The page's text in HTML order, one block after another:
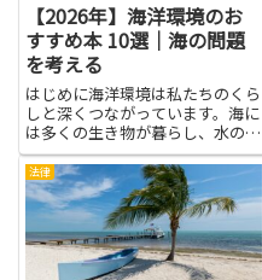
【2026年】海洋環境のお
すすめ本 10選｜海の問題
を考える
はじめに海洋環境は私たちのくら
しと深くつながっています。海に
は多くの生き物が暮らし、水の循
環が私たちのくらしとつながって
いることが分かります。読み進め
るうちに、海洋環境が受ける傷や
回復の力、地域の取り組み、研究
者の努力を知ることで、知識だ
け...
法律